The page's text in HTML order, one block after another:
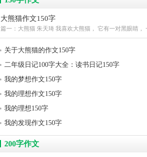
大熊猫作文150字
篇一：大熊猫 朱天琦 我喜欢大熊猫， 它有一对黑眼睛，
关于大熊猫的作文150字
二年级日记100字大全：读书日记150字
我的梦想作文150字
我的理想作文150字
我的理想150字
我的发现作文150字
200字作文